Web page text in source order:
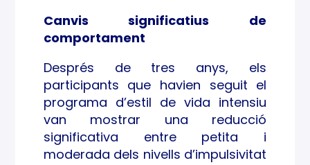
Canvis significatius de
comportament
Després de tres anys, els
participants que havien seguit el
programa d’estil de vida intensiu
van mostrar una reducció
significativa entre petita i
moderada dels nivells d’impulsivitat